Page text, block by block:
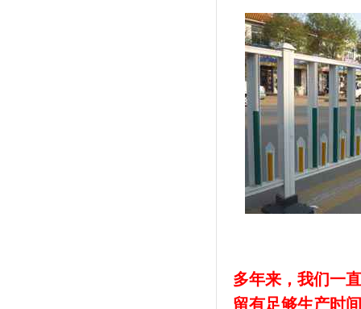
多年来，我们一
留有足够生产时